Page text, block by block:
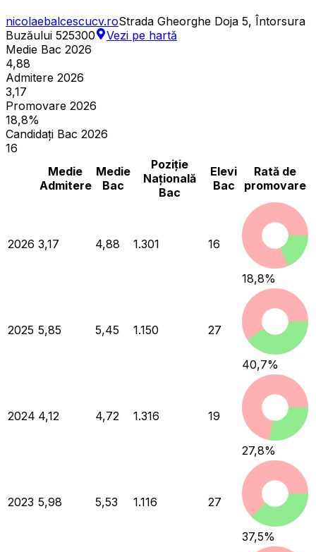
nicolaebalcescucv.roStrada Gheorghe Doja 5, Întorsura
Buzăului 525300
Vezi pe hartă
Medie Bac 2026
4,88
Admitere 2026
3,17
Promovare 2026
18,8%
Candidați Bac 2026
16
Medie
Admitere
Medie
Bac
Poziție
Națională
Bac
Elevi
Bac
Rată de
promovare
2026 3,17 4,88 1.301 16
18,8%
2025 5,85 5,45 1.150 27
40,7%
2024 4,12 4,72 1.316 19
27,8%
2023 5,98 5,53 1.116 27
37,5%